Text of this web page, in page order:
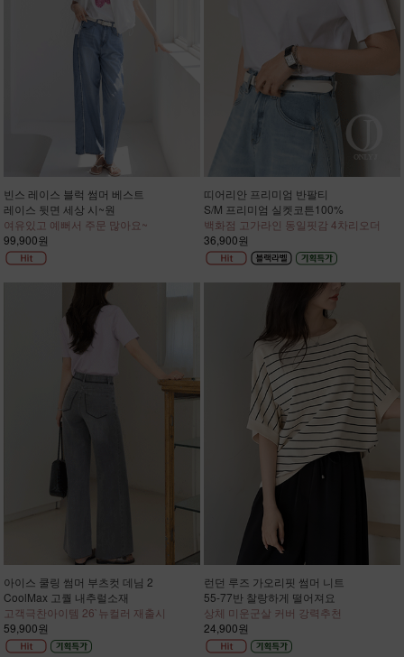
빈스 레이스 블럭 썸머 베스트
레이스 뒷면 세상 시~원
여유있고 예뻐서 주문 많아요~
99,900원
띠어리안 프리미엄 반팔티
S/M 프리미엄 실켓코튼100%
백화점 고가라인 동일핏감 4차리오더
36,900원
아이스 쿨링 썸머 부츠컷 데님 2
CoolMax 고퀄 내추럴소재
고객극찬아이템 26`뉴컬러 재출시
59,900원
런던 루즈 가오리핏 썸머 니트
55-77반 찰랑하게 떨어져요
상체 미운군살 커버 강력추천
24,900원